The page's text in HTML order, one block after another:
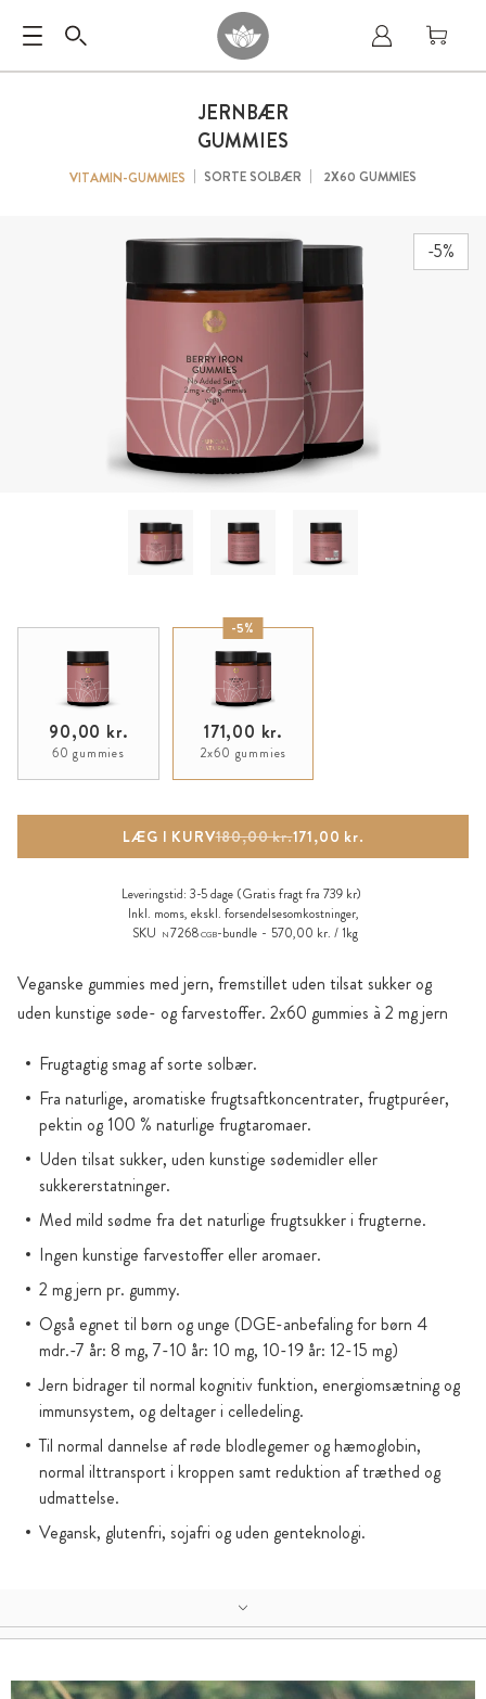
-5%
JERNBÆR
GUMMIES
VITAMIN-GUMMIES SORTE SOLBÆR 2X60 GUMMIES
Veganske gummies med jern, fremstillet uden tilsat sukker og
uden kunstige søde- og farvestoffer. 2x60 gummies à 2 mg jern
Frugtagtig smag af sorte solbær.
Fra naturlige, aromatiske frugtsaftkoncentrater, frugtpuréer,
pektin og 100 % naturlige frugtaromaer.
Uden tilsat sukker, uden kunstige sødemidler eller
sukkererstatninger.
Med mild sødme fra det naturlige frugtsukker i frugterne.
Ingen kunstige farvestoffer eller aromaer.
2 mg jern pr. gummy.
Også egnet til børn og unge (DGE-anbefaling for børn 4
mdr.-7 år: 8 mg, 7-10 år: 10 mg, 10-19 år: 12-15 mg)
Jern bidrager til normal kognitiv funktion, energiomsætning og
immunsystem, og deltager i celledeling.
Til normal dannelse af røde blodlegemer og hæmoglobin,
normal ilttransport i kroppen samt reduktion af træthed og
udmattelse.
Vegansk, glutenfri, sojafri og uden genteknologi.
90,00 kr.
60 gummies
-5%
171,00 kr.
2x60 gummies
LÆG I KURV 171,00 kr.
180,00 kr.
Leveringstid: 3-5 dage (Gratis fragt fra 739 kr)
Inkl. moms, ekskl. forsendelsesomkostninger,
SKU
N7268CGB-bundle 570,00 kr. / 1kg